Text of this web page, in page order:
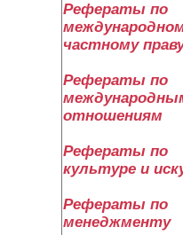
Рефераты по
частному
Рефераты по
отношениям
Рефераты по
культуре и
Рефераты по
менеджменту